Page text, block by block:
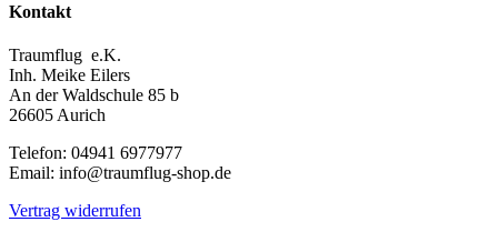
Kontakt
Traumflug e.K.
Inh. Meike Eilers
An der Waldschule 85 b
26605 Aurich
Telefon: 04941 6977977
Email: info@traumflug-shop.de
Vertrag widerrufen